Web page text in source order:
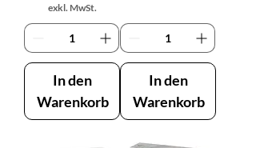
exkl. MwSt.
In den
Warenkorb
In den
Warenkorb